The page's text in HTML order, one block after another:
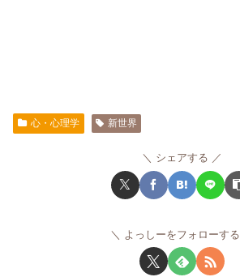
心・心理学 新世界
シェアする
よっしーをフォローする